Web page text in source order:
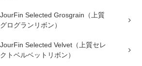
JourFin Selected Grosgrain（上質
グログランリボン）
JourFin Selected Velvet（上質セレ
クトベルベットリボン）